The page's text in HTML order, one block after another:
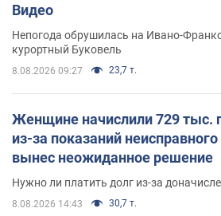
Видео
Непогода обрушилась на Ивано-
курортный Буковель
8.08.2026 09:27 23,7 т.
Женщине начислили 729 тыс.
из-за показаний
вынес неожиданное решение
Нужно ли платить долг из-за
8.08.2026 14:43 30,7 т.